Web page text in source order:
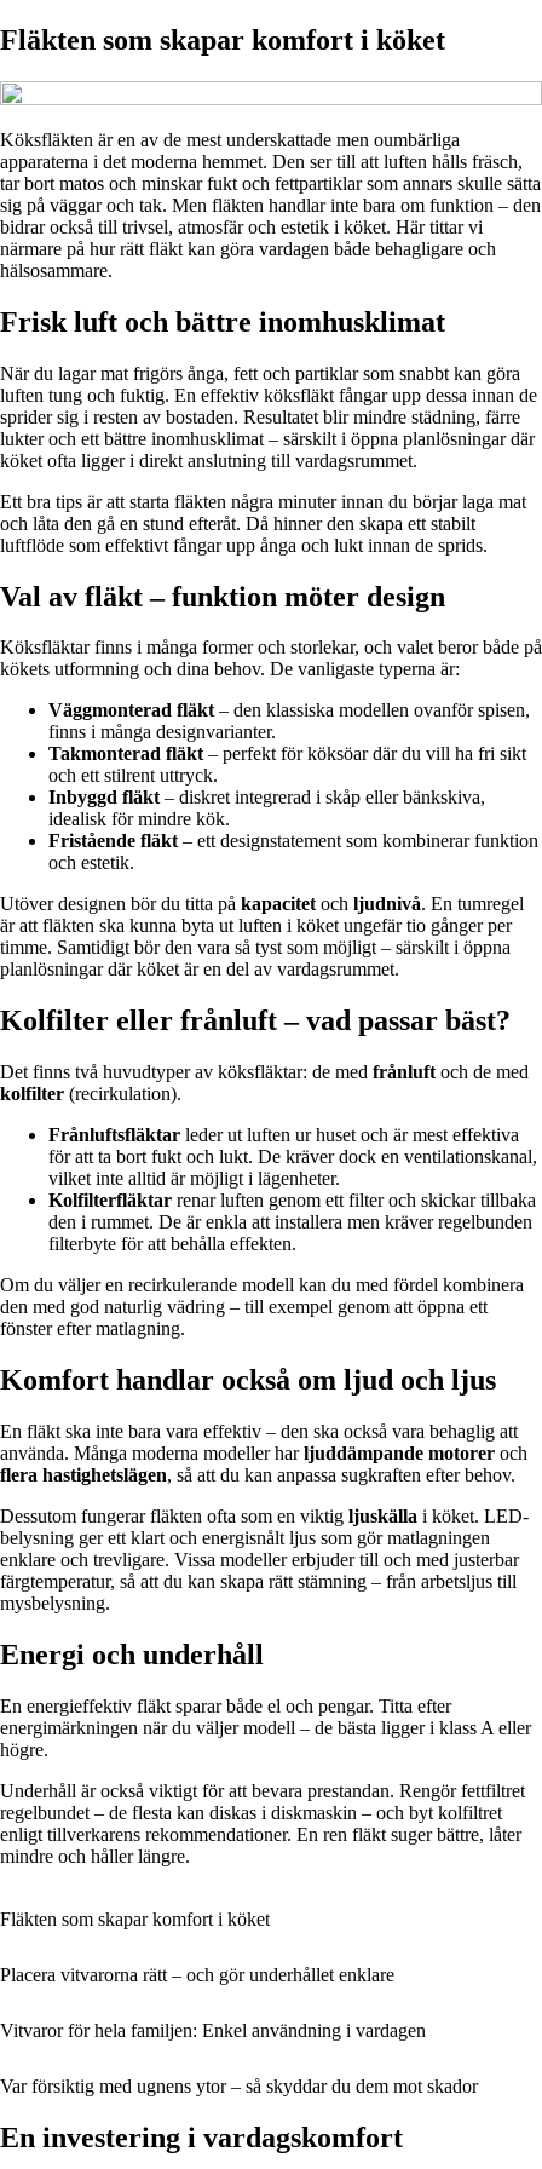
Fläkten som skapar komfort i köket
Köksfläkten är en av de mest underskattade men oumbärliga
apparaterna i det moderna hemmet. Den ser till att luften hålls fräsch,
tar bort matos och minskar fukt och fettpartiklar som annars skulle sätta
sig på väggar och tak. Men fläkten handlar inte bara om funktion – den
bidrar också till trivsel, atmosfär och estetik i köket. Här tittar vi
närmare på hur rätt fläkt kan göra vardagen både behagligare och
hälsosammare.
Frisk luft och bättre inomhusklimat
När du lagar mat frigörs ånga, fett och partiklar som snabbt kan göra
luften tung och fuktig. En effektiv köksfläkt fångar upp dessa innan de
sprider sig i resten av bostaden. Resultatet blir mindre städning, färre
lukter och ett bättre inomhusklimat – särskilt i öppna planlösningar där
köket ofta ligger i direkt anslutning till vardagsrummet.
Ett bra tips är att starta fläkten några minuter innan du börjar laga mat
och låta den gå en stund efteråt. Då hinner den skapa ett stabilt
luftflöde som effektivt fångar upp ånga och lukt innan de sprids.
Val av fläkt – funktion möter design
Köksfläktar finns i många former och storlekar, och valet beror både på
kökets utformning och dina behov. De vanligaste typerna är:
Väggmonterad fläkt– den klassiska modellen ovanför spisen,
finns i många designvarianter.
Takmonterad fläkt– perfekt för köksöar där du vill ha fri sikt
och ett stilrent uttryck.
Inbyggd fläkt– diskret integrerad i skåp eller bänkskiva,
idealisk för mindre kök.
Fristående fläkt– ett designstatement som kombinerar funktion
och estetik.
Utöver designen bör du titta på kapacitetoch ljudnivå. En tumregel
är att fläkten ska kunna byta ut luften i köket ungefär tio gånger per
timme. Samtidigt bör den vara så tyst som möjligt – särskilt i öppna
planlösningar där köket är en del av vardagsrummet.
Kolfilter eller frånluft – vad passar bäst?
Det finns två huvudtyper av köksfläktar: de med frånluft och de med
kolfilter (recirkulation).
Frånluftsfläktar leder ut luften ur huset och är mest effektiva
för att ta bort fukt och lukt. De kräver dock en ventilationskanal,
vilket inte alltid är möjligt i lägenheter.
Kolfilterfläktar renar luften genom ett filter och skickar tillbaka
den i rummet. De är enkla att installera men kräver regelbunden
filterbyte för att behålla effekten.
Om du väljer en recirkulerande modell kan du med fördel kombinera
den med god naturlig vädring – till exempel genom att öppna ett
fönster efter matlagning.
Komfort handlar också om ljud och ljus
En fläkt ska inte bara vara effektiv – den ska också vara behaglig att
använda. Många moderna modeller harljuddämpande motorer och
flera hastighetslägen, så att du kan anpassa sugkraften efter behov.
Dessutom fungerar fläkten ofta som en viktig ljuskälla i köket. LED-
belysning ger ett klart och energisnålt ljus som gör matlagningen
enklare och trevligare. Vissa modeller erbjuder till och med justerbar
färgtemperatur, så att du kan skapa rätt stämning – från arbetsljus till
mysbelysning.
Energi och underhåll
En energieffektiv fläkt sparar både el och pengar. Titta efter
energimärkningen när du väljer modell – de bästa ligger i klass A eller
högre.
Underhåll är också viktigt för att bevara prestandan. Rengör fettfiltret
regelbundet – de flesta kan diskas i diskmaskin – och byt kolfiltret
enligt tillverkarens rekommendationer. En ren fläkt suger bättre, låter
mindre och håller längre.
Fläkten som skapar komfort i köket
Placera vitvarorna rätt – och gör underhållet enklare
Vitvaror för hela familjen: Enkel användning i vardagen
Var försiktig med ugnens ytor – så skyddar du dem mot skador
En investering i vardagskomfort